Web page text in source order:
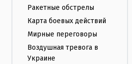
Ракетные обстрелы
Карта боевых действий
Мирные переговоры
Воздушная тревога в
Украине